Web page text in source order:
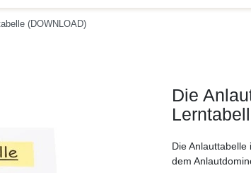
(DOWNLOAD)
Die
Die
dem